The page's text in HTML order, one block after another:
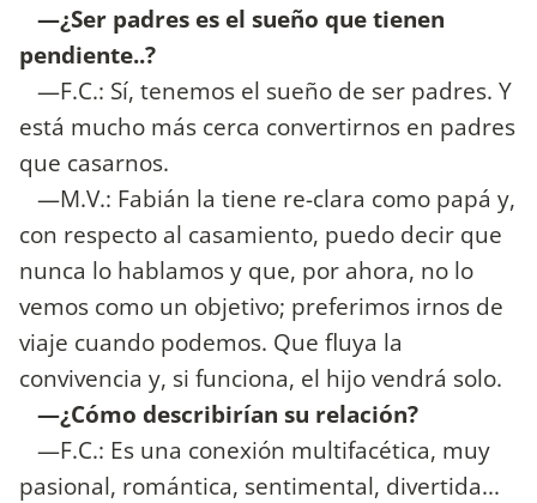
—¿Ser padres es el sueño que tienen
pendiente..?
—F.C.: Sí, tenemos el sueño de ser padres. Y
está mucho más cerca convertirnos en padres
que casarnos.
—M.V.: Fabián la tiene re-clara como papá y,
con respecto al casamiento, puedo decir que
nunca lo hablamos y que, por ahora, no lo
vemos como un objetivo; preferimos irnos de
viaje cuando podemos. Que fluya la
convivencia y, si funciona, el hijo vendrá solo.
—¿Cómo describirían su relación?
—F.C.: Es una conexión multifacética, muy
pasional, romántica, sentimental, divertida...